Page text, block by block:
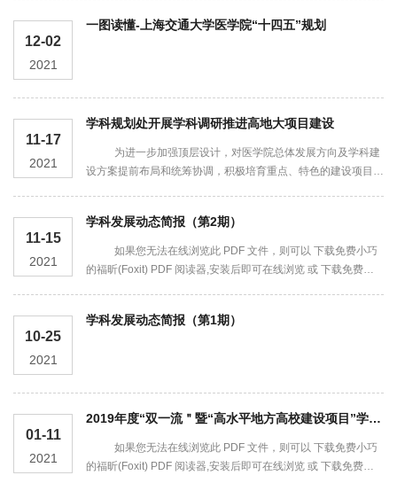
12-02
2021
一图读懂-上海交通大学医学院“十四五”规划
11-17
2021
学科规划处开展学科调研推进高地大项目建设
为进一步加强顶层设计，对医学院总体发展方向及学科建
设方案提前布局和统筹协调，积极培育重点、特色的建设项目，
11-15
2021
学科发展动态简报（第2期）
如果您无法在线浏览此 PDF 文件，则可以 下载免费小巧
的福昕(Foxit) PDF 阅读器,安装后即可在线浏览 或 下载免费的
10-25
2021
学科发展动态简报（第1期）
01-11
2021
2019年度“双一流＂暨“高水平地方高校建设项目”学科建设年报
如果您无法在线浏览此 PDF 文件，则可以 下载免费小巧
的福昕(Foxit) PDF 阅读器,安装后即可在线浏览 或 下载免费的